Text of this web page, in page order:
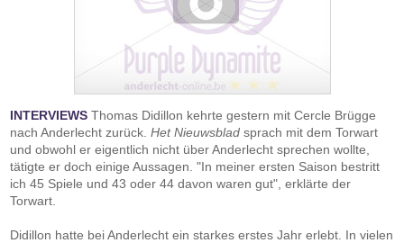
INTERVIEWS Thomas Didillon kehrte gestern mit Cercle Brügge
nach Anderlecht zurück.Het Nieuwsblad sprach mit dem Torwart
und obwohl er eigentlich nicht über Anderlecht sprechen wollte,
tätigte er doch einige Aussagen. "In meiner ersten Saison bestritt
ich 45 Spiele und 43 oder 44 davon waren gut", erklärte der
Torwart.
Didillon hatte bei Anderlecht ein starkes erstes Jahr erlebt. In vielen